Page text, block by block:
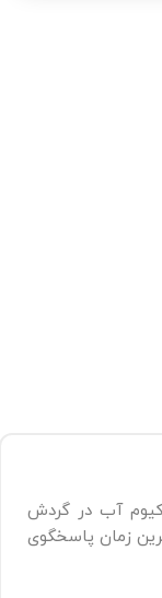
آب در گردش
زمان پاسخگوی